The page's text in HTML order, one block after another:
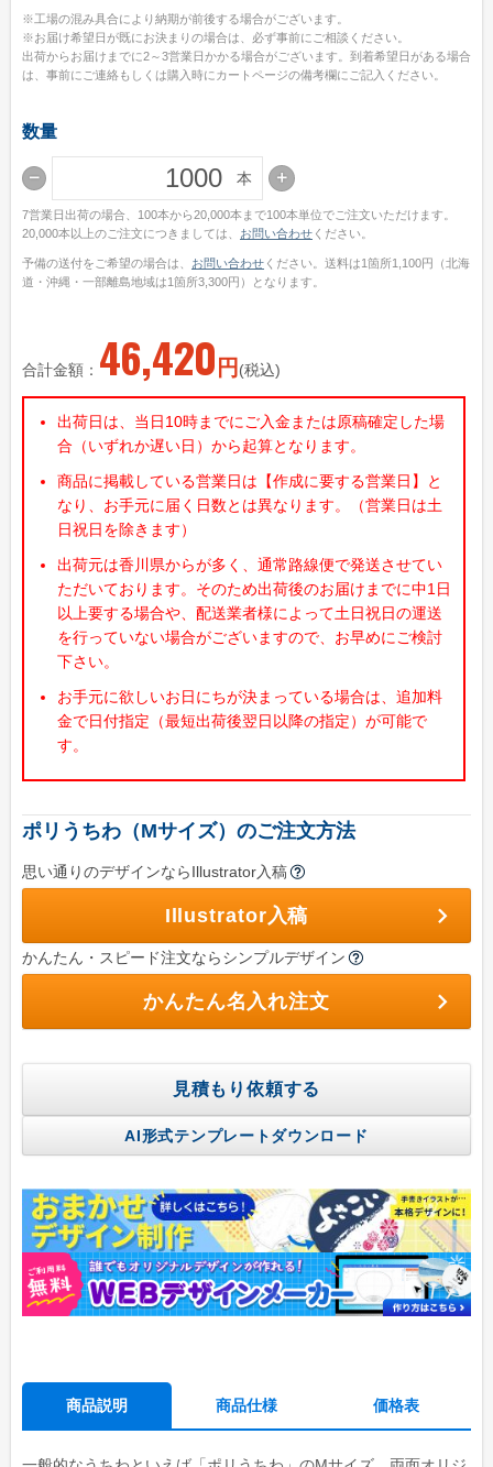
ビジネス向け特集
物件情報関係
各種展示会用
大学法人・専門学校
飲食店集客用
暑中見舞いご挨拶
イベント向け特集
スポーツ応援うちわ
町内会のお祭りうちわ
こども向けイベント
学校(運動会・文化祭)
うちわコラム
HOW TO うちわ作り
デザインのコツ
うちわ広告について
グループサイト
レスタス
名入れカレンダー製作所
封筒印刷製作所
印鑑・ゴム印製作所
合計金額： 46,420 円 (税込)
出荷日は、当日10時までにご入金または原稿確定した場
合（いずれか遅い日）から起算となります。
商品に掲載している営業日は【作成に要する営業日】と
なり、お手元に届く日数とは異なります。（営業日は土
日祝日を除きます）
出荷元は香川県からが多く、通常路線便で発送させてい
ただいております。そのため出荷後のお届けまでに中1日
以上要する場合や、配送業者様によって土日祝日の運送
を行っていない場合がございますので、お早めにご検討
下さい。
お手元に欲しいお日にちが決まっている場合は、追加料
金で日付指定（最短出荷後翌日以降の指定）が可能で
す。
ポリうちわ（Mサイズ）のご注文方法
思い通りのデザインならIllustrator入稿
Illustrator入稿
かんたん・スピード注文ならシンプルデザイン
かんたん名入れ注文
見積もり依頼する
AI形式テンプレートダウンロード
工場の混み具合により納期が前後する場合がございます。
お届け希望日が既にお決まりの場合は、必ず事前にご相談ください。
出荷からお届けまでに2～3営業日かかる場合がございます。到着希望日がある場合
は、事前にご連絡もしくは購入時にカートページの備考欄にご記入ください。
数量
本
7営業日出荷の場合、100本から20,000本まで100本単位でご注文いただけます。
20,000本以上のご注文につきましては、 お問い合わせ ください。
予備の送付をご希望の場合は、 お問い合わせ ください。送料は1箇所1,100円（北海
道・沖縄・一部離島地域は1箇所3,300円）となります。
商品説明 商品仕様 価格表